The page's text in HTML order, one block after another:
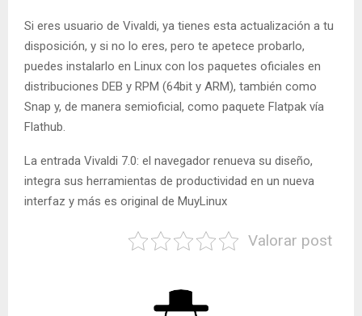
Si eres usuario de Vivaldi, ya tienes esta actualización a tu
disposición, y si no lo eres, pero te apetece probarlo,
puedes instalarlo en Linux con los paquetes oficiales en
distribuciones DEB y RPM (64bit y ARM), también como
Snap y, de manera semioficial, como paquete Flatpak vía
Flathub.
La entrada Vivaldi 7.0: el navegador renueva su diseño,
integra sus herramientas de productividad en un nueva
interfaz y más es original de MuyLinux
Valorar post